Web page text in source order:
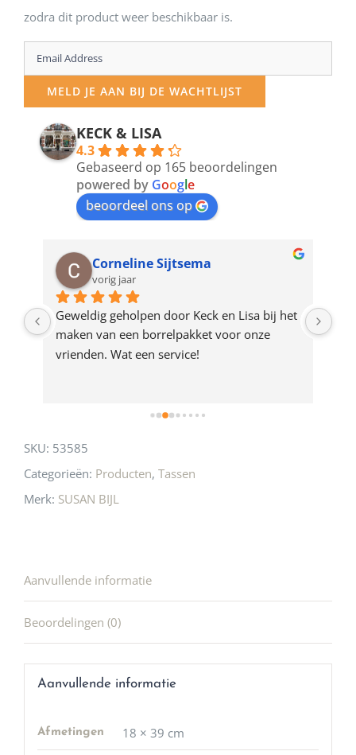
zodra dit product weer beschikbaar is.
Enter
your
email
address
product
MELD JE AAN BIJ DE WACHTLIJST
KECK & LISA
4.3
Gebaseerd op 165 beoordelingen
powered by Google
beoordeel ons op
Corneline Sijtsema
vorig jaar
Geweldig geholpen door Keck en Lisa bij het
maken van een borrelpakket voor onze
vrienden. Wat een service!
SKU: 53585
Categorieën: Producten, Tassen
Merk: SUSAN BIJL
Aanvullende informatie
Beoordelingen (0)
Aanvullende informatie
Afmetingen 18 × 39 cm